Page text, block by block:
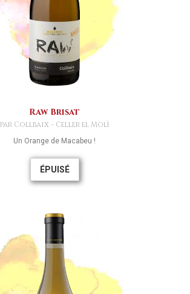
Raw Brisat
par Collbaix - Celler el Molì
Un Orange de Macabeu !
ÉPUISÉ